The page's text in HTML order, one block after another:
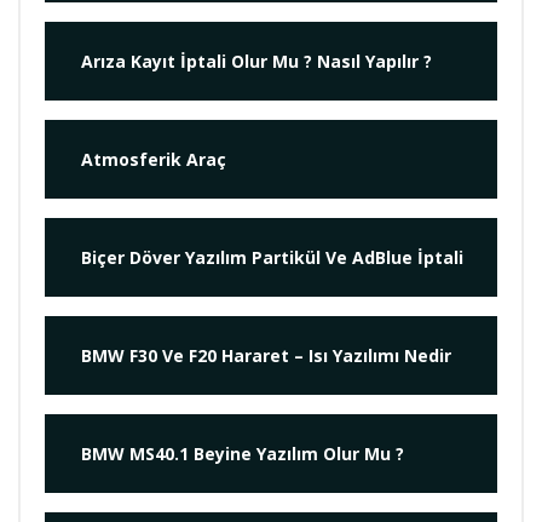
Arıza Kayıt İptali Olur Mu ? Nasıl Yapılır ?
Atmosferik Araç
Biçer Döver Yazılım Partikül Ve AdBlue İptali
BMW F30 Ve F20 Hararet – Isı Yazılımı Nedir
BMW MS40.1 Beyine Yazılım Olur Mu ?